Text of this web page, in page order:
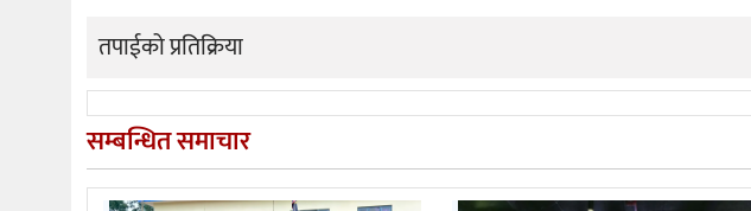
तपाईको प्रतिक्रिया
सम्बन्धित समाचार